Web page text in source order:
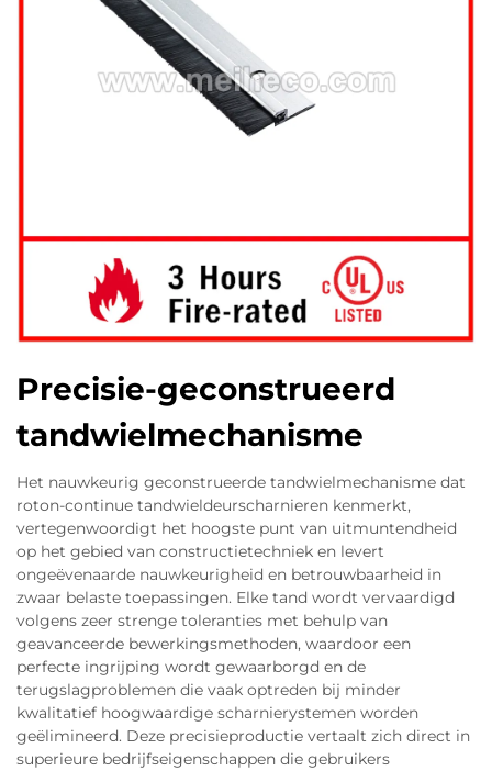
Precisie-geconstrueerd
tandwielmechanisme
Het nauwkeurig geconstrueerde tandwielmechanisme dat
roton-continue tandwieldeurscharnieren kenmerkt,
vertegenwoordigt het hoogste punt van uitmuntendheid
op het gebied van constructietechniek en levert
ongeëvenaarde nauwkeurigheid en betrouwbaarheid in
zwaar belaste toepassingen. Elke tand wordt vervaardigd
volgens zeer strenge toleranties met behulp van
geavanceerde bewerkingsmethoden, waardoor een
perfecte ingrijping wordt gewaarborgd en de
terugslagproblemen die vaak optreden bij minder
kwalitatief hoogwaardige scharnierystemen worden
geëlimineerd. Deze precisieproductie vertaalt zich direct in
superieure bedrijfseigenschappen die gebruikers